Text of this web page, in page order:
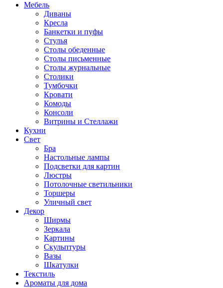
Мебель
Диваны
Кресла
Банкетки и пуфы
Стулья
Столы обеденные
Столы письменные
Столы журнальные
Столики
Тумбочки
Кровати
Комоды
Консоли
Витрины и Стеллажи
Кухни
Свет
Бра
Настольные лампы
Подсветки для картин
Люстры
Потолочные светильники
Торшеры
Уличный свет
Декор
Ширмы
Зеркала
Картины
Скульптуры
Вазы
Шкатулки
Текстиль
Ароматы для дома